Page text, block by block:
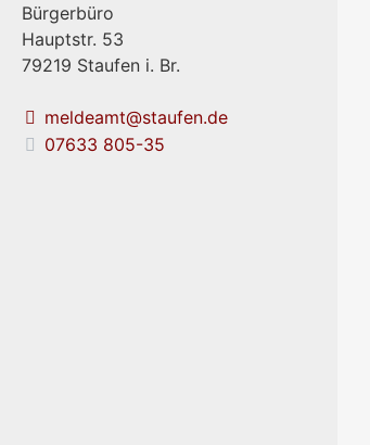
Bürgerbüro
Hauptstr. 53
79219 Staufen i. Br.
meldeamt@staufen.de
07633 805-35